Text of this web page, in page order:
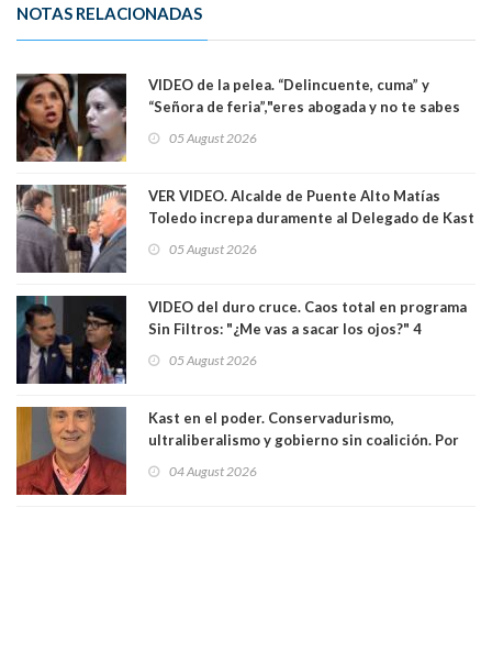
NOTAS RELACIONADAS
VIDEO de la pelea. “Delincuente, cuma” y
“Señora de feria”,"eres abogada y no te sabes
senadoras Camila Flores y Fabiola Campillai en
05 August 2026
VER VIDEO. Alcalde de Puente Alto Matías
Toledo increpa duramente al Delegado de Kast
delegado nuevamente arrancando"
05 August 2026
VIDEO del duro cruce. Caos total en programa
Sin Filtros: "¿Me vas a sacar los ojos?" 4
excarabinero que dejó ciego a Gustavo Gatica:
05 August 2026
Kast en el poder. Conservadurismo,
ultraliberalismo y gobierno sin coalición. Por
04 August 2026